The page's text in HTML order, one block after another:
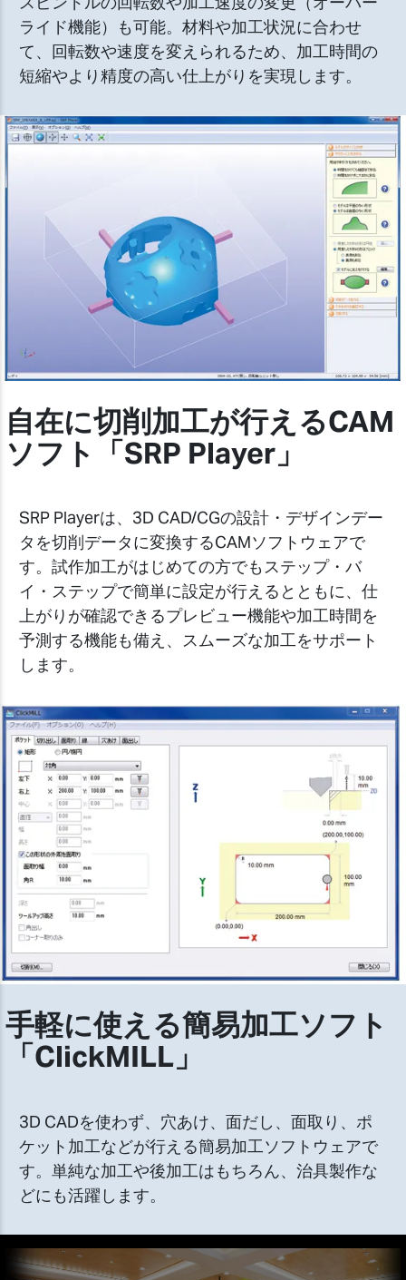
ライド機能）も可能。材料や加工状況に合わせ
て、回転数や速度を変えられるため、加工時間の
短縮やより精度の高い仕上がりを実現します。
自在に切削加工が行えるCAM
ソフト「SRP Player」
SRP Playerは、3D CAD/CGの設計・デザインデー
タを切削データに変換するCAMソフトウェアで
す。試作加工がはじめての方でもステップ・バ
イ・ステップで簡単に設定が行えるとともに、仕
上がりが確認できるプレビュー機能や加工時間を
予測する機能も備え、スムーズな加工をサポート
します。
手軽に使える簡易加工ソフト
「ClickMILL」
3D CADを使わず、穴あけ、面だし、面取り、ポ
ケット加工などが行える簡易加工ソフトウェアで
す。単純な加工や後加工はもちろん、治具製作な
どにも活躍します。